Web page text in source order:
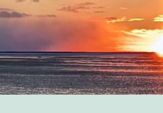
Skip
to
content
Nuudi
talu